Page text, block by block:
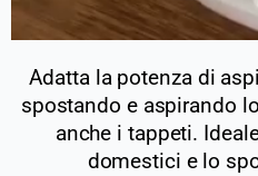
Adatta la potenza di
spostando e aspirando
anche i tappeti.
domestici e lo